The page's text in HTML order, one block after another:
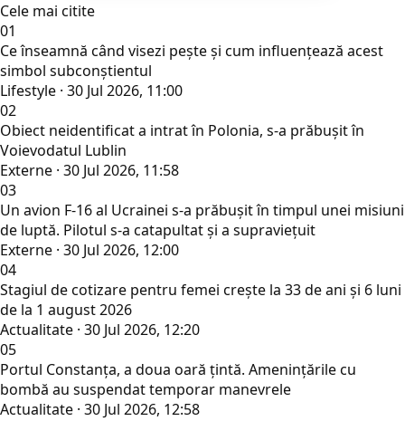
Cele mai citite
01
Ce înseamnă când visezi pește și cum influențează acest
simbol subconștientul
Lifestyle · 30 Jul 2026, 11:00
02
Obiect neidentificat a intrat în Polonia, s-a prăbușit în
Voievodatul Lublin
Externe · 30 Jul 2026, 11:58
03
Un avion F-16 al Ucrainei s-a prăbușit în timpul unei misiuni
de luptă. Pilotul s-a catapultat și a supraviețuit
Externe · 30 Jul 2026, 12:00
04
Stagiul de cotizare pentru femei crește la 33 de ani și 6 luni
de la 1 august 2026
Actualitate · 30 Jul 2026, 12:20
05
Portul Constanța, a doua oară țintă. Amenințările cu
bombă au suspendat temporar manevrele
Actualitate · 30 Jul 2026, 12:58